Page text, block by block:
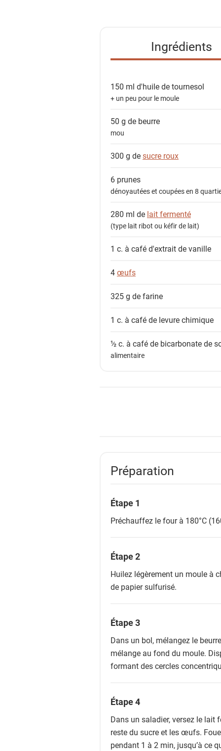
Ingrédients
150 ml d'huile de tournesol
+ un peu pour le moule
50 g de beurre
mou
300 g desucre roux
6 prunes
dénoyautées et coupées en 8
280 ml de lait fermenté
(type lait ribot ou kéfir de lait)
1 c. à caféd'extrait de vanille
4œufs
325 g defarine
1 c. à café de levure chimique
½ c. à café de bicarbonate de
alimentaire
Préparation
Étape 1
Préchauffez le four à 180°C
Étape 2
Huilez légèrement un moule à
de papier sulfurisé.
Étape 3
Dans un bol, mélangez le
mélange au fond du moule.
formant des cercles
Étape 4
Dans un saladier, versez le lait
reste du sucre et les œufs.
pendant 1 à 2 min, jusqu’à ce